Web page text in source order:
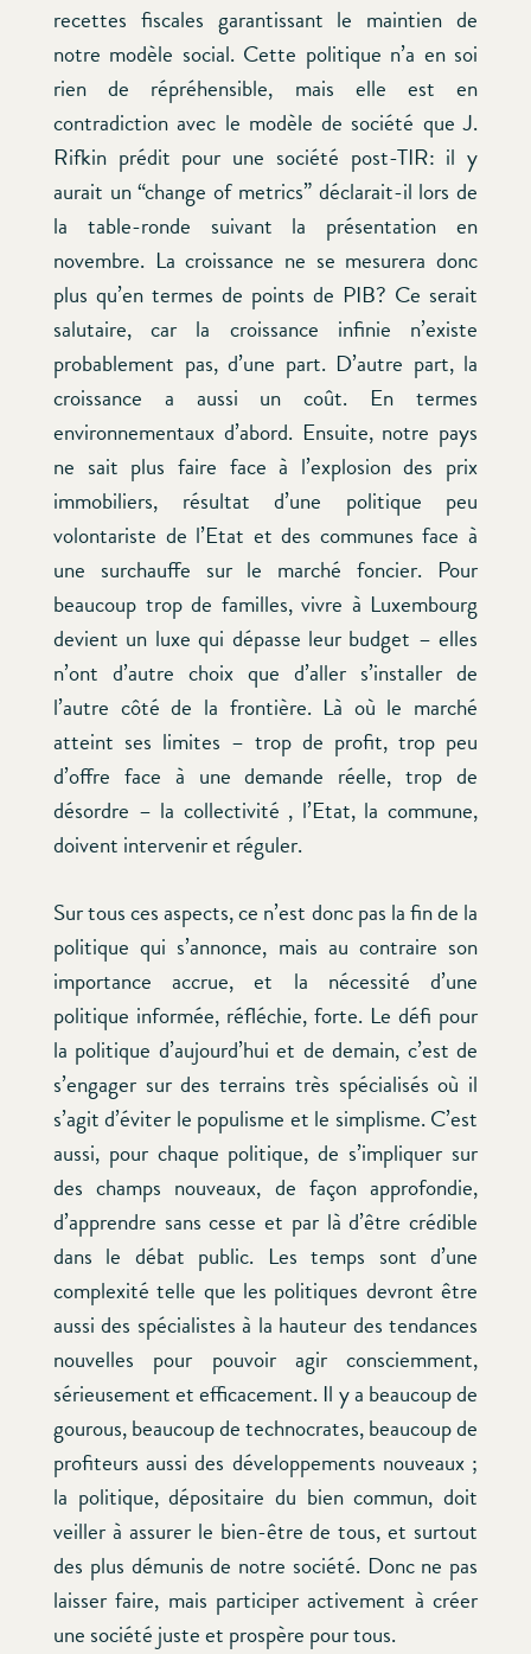
recettes fiscales garantissant le maintien de
notre modèle social. Cette politique n’a en soi
rien de répréhensible, mais elle est en
contradiction avec le modèle de société que J.
Rifkin prédit pour une société post-TIR: il y
aurait un “change of metrics” déclarait-il lors de
la table-ronde suivant la présentation en
novembre. La croissance ne se mesurera donc
plus qu’en termes de points de PIB? Ce serait
salutaire, car la croissance infinie n’existe
probablement pas, d’une part. D’autre part, la
croissance a aussi un coût. En termes
environnementaux d’abord. Ensuite, notre pays
ne sait plus faire face à l’explosion des prix
immobiliers, résultat d’une politique peu
volontariste de l’Etat et des communes face à
une surchauffe sur le marché foncier. Pour
beaucoup trop de familles, vivre à Luxembourg
devient un luxe qui dépasse leur budget – elles
n’ont d’autre choix que d’aller s’installer de
l’autre côté de la frontière. Là où le marché
atteint ses limites – trop de profit, trop peu
d’offre face à une demande réelle, trop de
désordre – la collectivité , l’Etat, la commune,
doivent intervenir et réguler.
Sur tous ces aspects, ce n’est donc pas la fin de la
politique qui s’annonce, mais au contraire son
importance accrue, et la nécessité d’une
politique informée, réfléchie, forte. Le défi pour
la politique d’aujourd’hui et de demain, c’est de
s’engager sur des terrains très spécialisés où il
s’agit d’éviter le populisme et le simplisme. C’est
aussi, pour chaque politique, de s’impliquer sur
des champs nouveaux, de façon approfondie,
d’apprendre sans cesse et par là d’être crédible
dans le débat public. Les temps sont d’une
complexité telle que les politiques devront être
aussi des spécialistes à la hauteur des tendances
nouvelles pour pouvoir agir consciemment,
sérieusement et efficacement. Il y a beaucoup de
gourous, beaucoup de technocrates, beaucoup de
profiteurs aussi des développements nouveaux ;
la politique, dépositaire du bien commun, doit
veiller à assurer le bien-être de tous, et surtout
des plus démunis de notre société. Donc ne pas
laisser faire, mais participer activement à créer
une société juste et prospère pour tous.